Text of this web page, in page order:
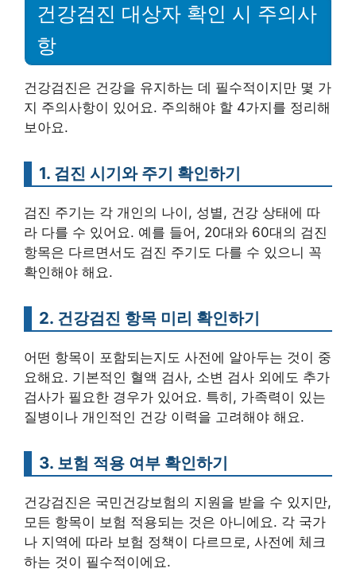
건강검진 대상자 확인 시 주의사
항
건강검진은 건강을 유지하는 데 필수적이지만 몇 가
지 주의사항이 있어요. 주의해야 할 4가지를 정리해
보아요.
1. 검진 시기와 주기 확인하기
검진 주기는 각 개인의 나이, 성별, 건강 상태에 따
라 다를 수 있어요. 예를 들어, 20대와 60대의 검진
항목은 다르면서도 검진 주기도 다를 수 있으니 꼭
확인해야 해요.
2. 건강검진 항목 미리 확인하기
어떤 항목이 포함되는지도 사전에 알아두는 것이 중
요해요. 기본적인 혈액 검사, 소변 검사 외에도 추가
검사가 필요한 경우가 있어요. 특히, 가족력이 있는
질병이나 개인적인 건강 이력을 고려해야 해요.
3. 보험 적용 여부 확인하기
건강검진은 국민건강보험의 지원을 받을 수 있지만,
모든 항목이 보험 적용되는 것은 아니에요. 각 국가
나 지역에 따라 보험 정책이 다르므로, 사전에 체크
하는 것이 필수적이에요.